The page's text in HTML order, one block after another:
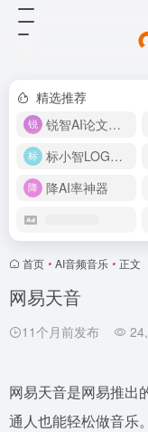
精选推荐
锐智AI论文生成
标小智LOGO设计
降AI率神器
首页 • AI音频音乐 • 正文
网易天音
11个月前发布
网易天音是网易推出
通人也能轻松做音乐